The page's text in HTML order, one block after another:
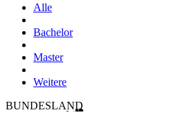
Alle
Bachelor
Master
Weitere
BUNDESLAND